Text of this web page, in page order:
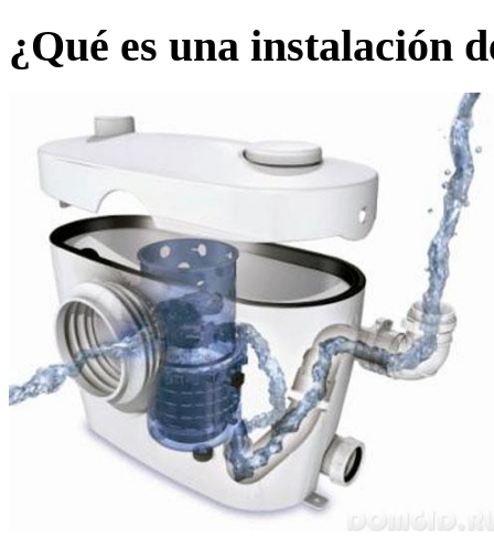
¿Qué es una instalación